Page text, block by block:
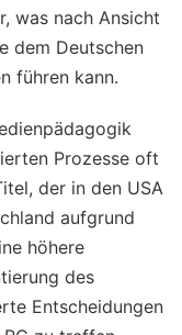
was nach Ansicht
dem Deutschen
führen kann.
Prozesse oft
der in den USA
aufgrund
höhere
des
Entscheidungen